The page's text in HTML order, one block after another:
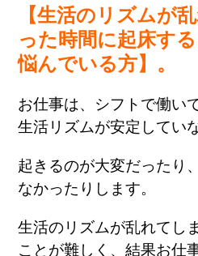
【生活のリズムが
った時間に起床す
悩んでいる方】。
お仕事は、シフトで働い
生活リズムが安定してい
起きるのが大変だったり
なかったりします。
生活のリズムが乱れてし
ことが難しく、結果お仕